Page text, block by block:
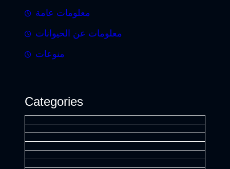
معلومات عامة
معلومات عن الحيوانات
منوعات
Categories